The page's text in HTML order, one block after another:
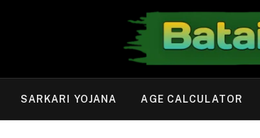
SARKARI YOJANA AGE CALCULATOR